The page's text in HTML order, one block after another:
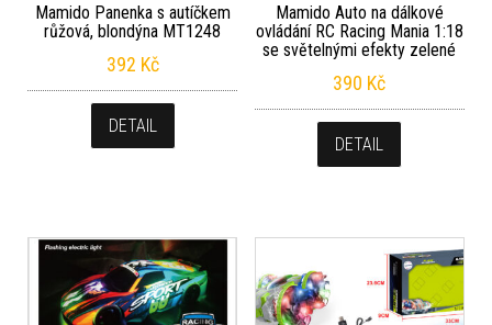
Mamido Panenka s autíčkem
růžová, blondýna MT1248
392 Kč
DETAIL
Mamido Auto na dálkové
ovládání RC Racing Mania 1:18
se světelnými efekty zelené
390 Kč
DETAIL